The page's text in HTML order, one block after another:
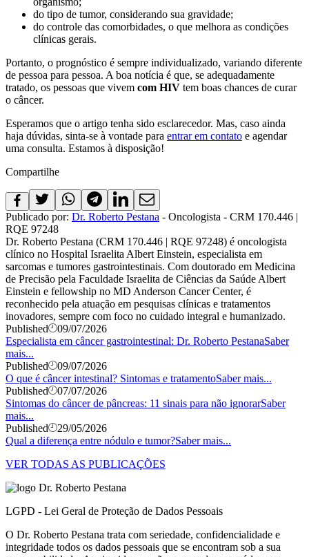
do tipo de tumor, considerando sua gravidade;
do controle das comorbidades, o que melhora as condições
clínicas gerais.
Portanto, o prognóstico é sempre individualizado, variando diferente
de pessoa para pessoa. A boa notícia é que, se adequadamente
tratado, os pessoas que vivem com HIV tem boas chances de curar
o câncer.
Esperamos que o artigo tenha sido esclarecedor. Mas, caso ainda
haja dúvidas, sinta-se à vontade para entrar em contato e agendar
uma consulta. Estamos à disposição!
Compartilhe
Publicado por: Dr. Roberto Pestana - Oncologista - CRM 170.446 |
RQE 97248
Dr. Roberto Pestana (CRM 170.446 | RQE 97248) é oncologista
clínico no Hospital Israelita Albert Einstein, especialista em
sarcomas e tumores gastrointestinais. Com doutorado em Medicina
de Precisão pela Faculdade Israelita de Ciências da Saúde Albert
Einstein e fellowship no MD Anderson Cancer Center, é
reconhecido pela atuação em pesquisas clínicas e tratamentos
inovadores, sempre com foco no cuidado integral e humanizado.
Published
09/07/2026
Especialista em câncer gastrointestinal: Dr. Roberto PestanaSaber
mais...
Published
09/07/2026
O que é câncer intestinal? Sintomas e tratamentoSaber mais...
Published
07/07/2026
Sintomas do câncer de pâncreas: 11 sinais para não ignorarSaber
mais...
Published
29/05/2026
Qual a diferença entre nódulo e tumor?Saber mais...
VER TODAS AS PUBLICAÇÕES
LGPD - Lei Geral de Proteção de Dados Pessoais
O Dr. Roberto Pestana trata com seriedade, confidencialidade e
integridade todos os dados pessoais que se encontram sob a sua